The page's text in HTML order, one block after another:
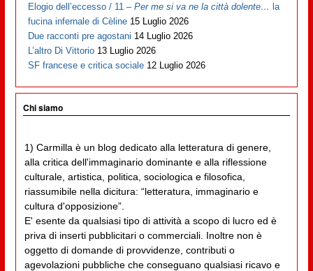
Elogio dell’eccesso / 11 –Per me si va ne la città dolente… la
fucina infernale di Cèline 15 Luglio 2026
Due racconti pre agostani 14 Luglio 2026
L’altro Di Vittorio 13 Luglio 2026
SF francese e critica sociale 12 Luglio 2026
Chi siamo
1) Carmilla è un blog dedicato alla letteratura di genere,
alla critica dell'immaginario dominante e alla riflessione
culturale, artistica, politica, sociologica e filosofica,
riassumibile nella dicitura: “letteratura, immaginario e
cultura d'opposizione”.
E' esente da qualsiasi tipo di attività a scopo di lucro ed è
priva di inserti pubblicitari o commerciali. Inoltre non è
oggetto di domande di provvidenze, contributi o
agevolazioni pubbliche che conseguano qualsiasi ricavo e